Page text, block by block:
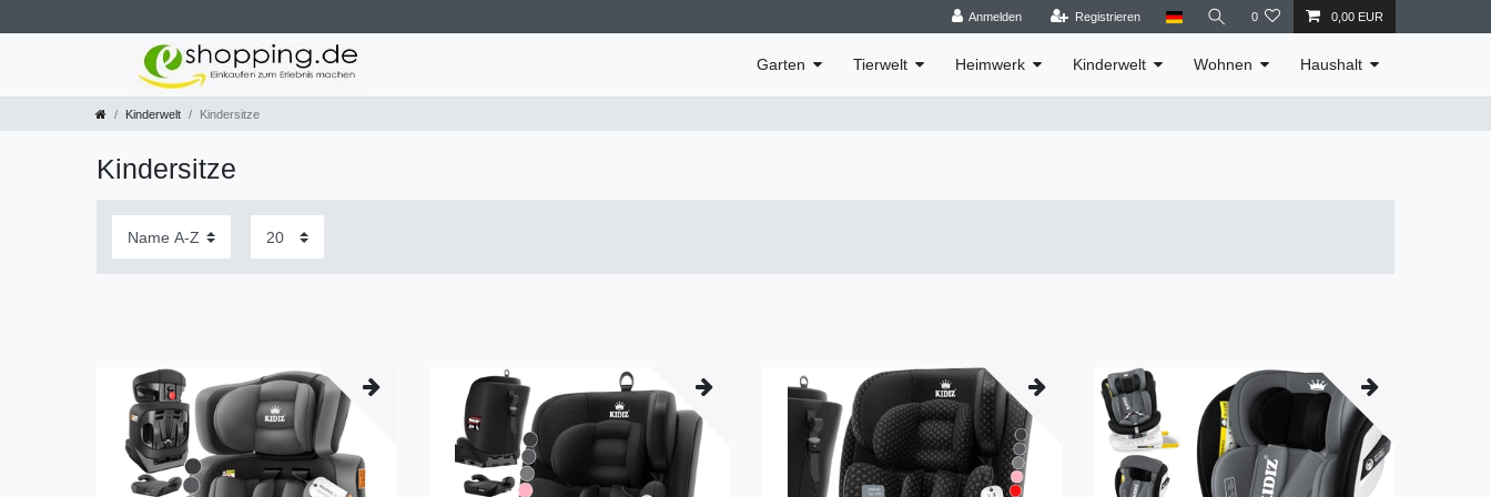
Anmelden Registrieren 0 0,00 EUR
Garten Tierwelt Heimwerk Kinderwelt Wohnen Haushalt
Kinderwelt Kindersitze
Kindersitze